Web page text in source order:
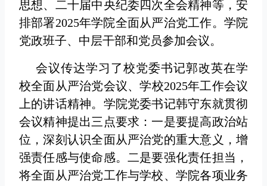
思想、二十届中央纪委四次全会精神等，安
排部署2025年学院全面从严治党工作。学院
党政班子、中层干部和党员参加会议。
会议传达学习了校党委书记郭改英在学
校全面从严治党会议、学校2025年工作会议
上的讲话精神。学院党委书记韩守东就贯彻
会议精神提出三点要求：一是要提高政治站
位，深刻认识全面从严治党的重大意义，增
强责任感与使命感。二是要强化责任担当，
将全面从严治党工作与学校、学院各项业务